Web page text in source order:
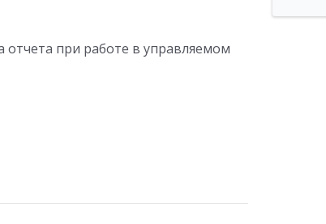
при работе в управляемом